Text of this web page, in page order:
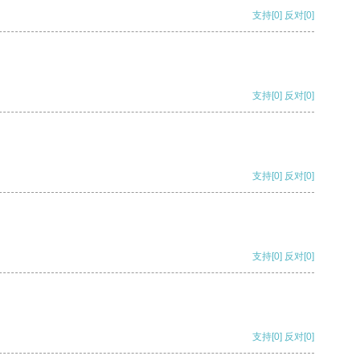
支持[0] 反对[0]
支持[0] 反对[0]
支持[0] 反对[0]
支持[0] 反对[0]
支持[0] 反对[0]